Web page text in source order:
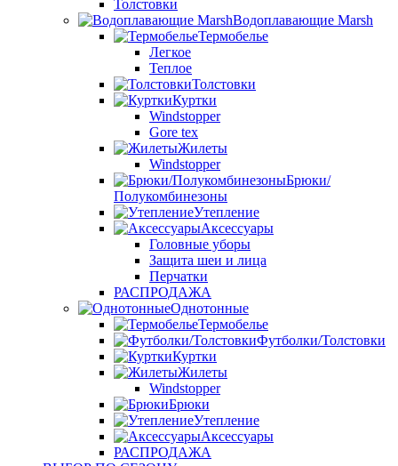
Толстовки
Водоплавающие Marsh
Термобелье
Легкое
Теплое
Толстовки
Куртки
Windstopper
Gore tex
Жилеты
Windstopper
Брюки/
Полукомбинезоны
Утепление
Аксессуары
Головные уборы
Защита шеи и лица
Перчатки
РАСПРОДАЖА
Однотонные
Термобелье
Футболки/Толстовки
Куртки
Жилеты
Windstopper
Брюки
Утепление
Аксессуары
РАСПРОДАЖА